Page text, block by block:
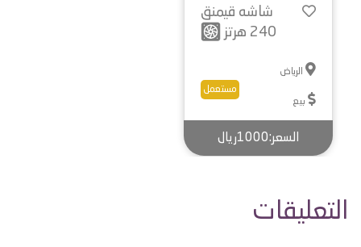
شاشه قيمنق
240 هرتز
مستعمل
الرياض
السعر:1000ريال
التعليقات